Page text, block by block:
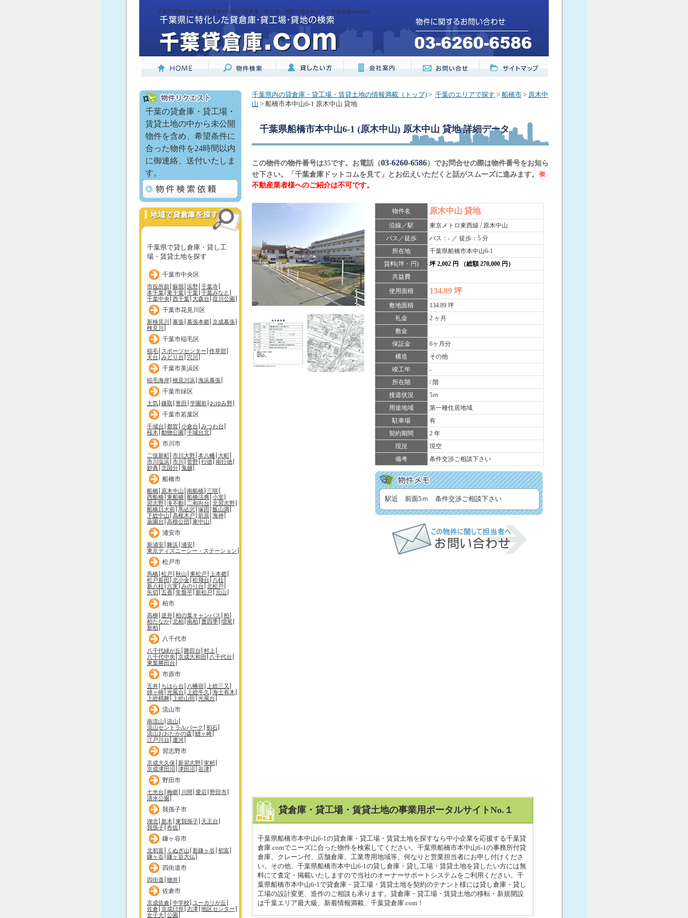
千葉県船橋市本中山6-1(原木中山駅)の貸倉庫・貸工場・賃貸土地を仲介｜千葉貸倉庫.com[35]
千葉の貸倉庫・貸工場・
賃貸土地の中から未公開
物件を含め、希望条件に
合った物件を24時間以内
に御連絡、送付いたしま
す。
千葉県で貸し倉庫・貸し工
場・賃貸土地を探す
千葉市中央区
市役所前 蘇我 浜野 千葉寺
本千葉 東千葉 千葉 千葉みなと
千葉中央 西千葉 大森台 葭川公園
千葉市花見川区
新検見川 幕張 幕張本郷 京成幕張
検見川
千葉市稲毛区
稲毛 スポーツセンター 作草部
天台 みどり台 穴川
千葉市美浜区
稲毛海岸 検見川浜 海浜幕張
千葉市緑区
土気 鎌取 誉田 学園前 おゆみ野
千葉市若葉区
千城台 都賀 小倉台 みつわ台
桜木 動物公園 千城台北
市川市
二俣新町 市川大野 本八幡 大町
市川塩浜 市川 菅野 行徳 南行徳
妙典 北国分 鬼越
船橋市
船橋 原木中山 南船橋 三咲
西船橋 東船橋 船橋法典 小室
習志野 滝不動 二和向台 北習志野
船橋日大前 馬込沢 塚田 飯山満
下総中山 高根木戸 前原 海神
薬園台 高根公団 東中山
浦安市
新浦安 舞浜 浦安
東京ディズニーシー・ステーション
松戸市
馬橋 松戸 秋山 東松戸
上本郷
松戸新田 北小金 松飛台
八柱
新八柱 六実 みのり台 北松戸
矢切 五香 常盤平 新松戸 元山
柏市
高柳 逆井 柏の葉キャンパス
柏
柏たなか 北柏 南柏 豊四季 増尾
新柏
八千代市
八千代緑が丘 勝田台 村上
八千代中央 京成大和田
八千代台
東葉勝田台
市原市
五井 ちはら台 八幡宿
上総三又
姉ヶ崎 光風台 上総牛久
海士有木
上総鶴舞
上総山田 光風台
流山市
南流山 流山
流山セントラルパーク
初石
流山おおたかの森 鰭ヶ崎
江戸川台 運河
習志野市
京成大久保 新習志野 実籾
京成津田沼 津田沼 谷津
野田市
七光台 梅郷 川間 愛宕 野田市
清水公園
我孫子市
湖北 新木 東我孫子 天王台
我孫子 布佐
鎌ヶ谷市
北初富 くぬぎ山 新鎌ヶ谷 初富
鎌ヶ谷 鎌ヶ谷大仏
四街道市
四街道 物井
佐倉市
京成佐倉 中学校
ユーカリが丘
佐倉 京成臼井 志津 地区センター
女子大 公園
千葉県内の貸倉庫・貸工場・賃貸土地の情報満載（トップ) > 千葉のエリアで探す > 船橋市 > 原木中
山 > 船橋市本中山6-1 原木中山 貸地
千葉県船橋市本中山6-1 (原木中山) 原木中山 貸地詳細データ
この物件の物件番号は35です。お電話（03-6260-6586）でお問合せの際は物件番号をお知ら
せ下さい。「千葉倉庫ドットコムを見て」とお伝えいただくと話がスムーズに進みます。
※
不動産業者様へのご紹介は不可です。
物件名 原木中山 貸地
沿線／駅
東京メトロ東西線 / 原木中山
バス／徒歩
バス：- ／ 徒歩：5 分
所在地
千葉県船橋市本中山6-1
賃料(坪・円)
坪 2,002 円 （総額 270,000 円）
共益費
使用面積
134.89 坪
敷地面積
134.89 坪
礼金
2 ヶ月
敷金
保証金
6ヶ月分
構造
その他
竣工年
-
所在階
/ 階
接道状況
5ｍ
用途地域
第一種住居地域
駐車場
有
契約期間
2 年
現況
現空
備考
条件交渉ご相談下さい
駅近 前面5ｍ 条件交渉ご相談下さい
貸倉庫・貸工場・賃貸土地の事業用ポータルサイトNo.１
千葉県船橋市本中山6-1の貸倉庫・貸工場・賃貸土地を探すなら中小企業を応援する千葉貸
倉庫.comでニーズに合った物件を検索してください。千葉県船橋市本中山6-1の事務所付貸
倉庫、クレーン付、店舗倉庫、工業専用地域等、何なりと営業担当者にお申し付けくださ
い。その他、千葉県船橋市本中山6-1の貸し倉庫・貸し工場・賃貸土地を貸したい方には無
料にて査定・掲載いたしますので当社のオーナーサポートシステムをご利用ください。千
葉県船橋市本中山6-1で貸倉庫・貸工場・賃貸土地を契約のテナント様には貸し倉庫・貸し
工場の設計変更、造作のご相談も承ります。貸倉庫・貸工場・賃貸土地の移転・新規開設
は千葉エリア最大級、新着情報満載、千葉貸倉庫.com！